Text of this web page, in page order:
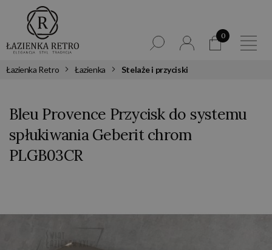
0
Łazienka Retro Łazienka Stelaże i przyciski
Bleu Provence Przycisk do systemu
spłukiwania Geberit chrom
PLGB03CR